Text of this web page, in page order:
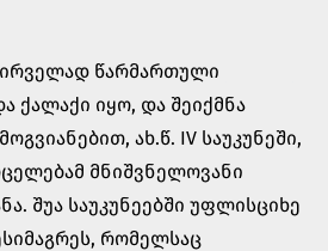
წარმართული
ქალაქი იყო, და შეიქმნა
ახ.წ. IV საუკუნეში,
მნიშვნელოვანი
შუა საუკუნეებში უფლისციხე
რომელსაც